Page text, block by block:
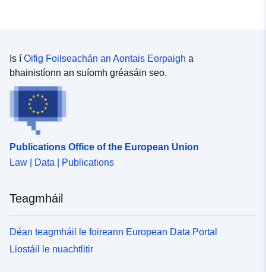
Is í Oifig Foilseachán an Aontais Eorpaigh a
bhainistíonn an suíomh gréasáin seo.
Publications Office of the European Union
Law | Data | Publications
Teagmháil
Déan teagmháil le foireann European Data Portal
Liostáil le nuachtlitir